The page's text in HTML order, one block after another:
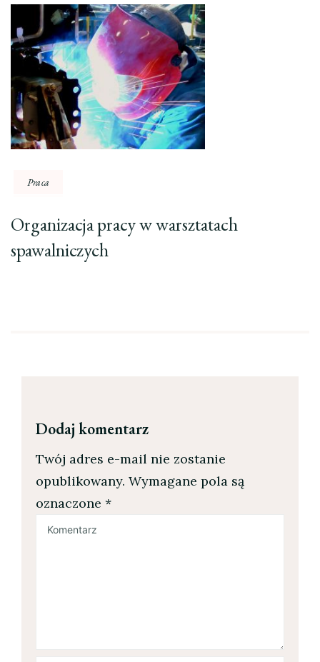
Praca
Organizacja pracy w warsztatach
spawalniczych
Dodaj komentarz
Twój adres e-mail nie zostanie
opublikowany. Wymagane pola są
oznaczone *